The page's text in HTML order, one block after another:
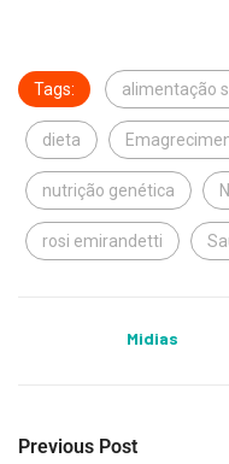
Tags: alimentação
dieta
nutrição genética
rosi emirandetti
Midias
Previous Post